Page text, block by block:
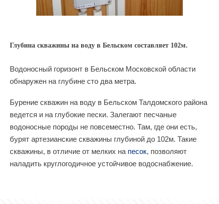
Глубина скважины на воду в Бельском составляет 102м.
Водоносный горизонт в Бельском Московской области
обнаружен на глубине сто два метра.
Бурение скважин на воду в Бельском Талдомского района
ведется и на глубокие пески. Залегают песчаные
водоносные породы не повсеместно. Там, где они есть,
бурят артезианские скважины глубиной до 102м. Такие
скважины, в отличие от мелких на песок, позволяют
наладить круглогодичное устойчивое водоснабжение.